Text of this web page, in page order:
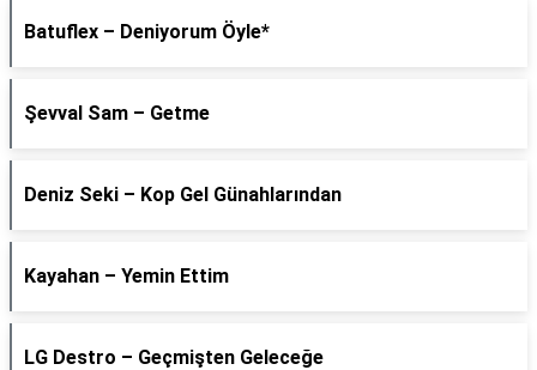
Batuflex – Deniyorum Öyle*
Şevval Sam – Getme
Deniz Seki – Kop Gel Günahlarından
Kayahan – Yemin Ettim
LG Destro – Geçmişten Geleceğe